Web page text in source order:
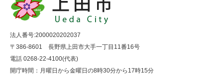
法人番号:2000020202037
〒386-8601 長野県上田市大手一丁目11番16号
電話 0268-22-4100(代表)
開庁時間：月曜日から金曜日の8時30分から17時15分